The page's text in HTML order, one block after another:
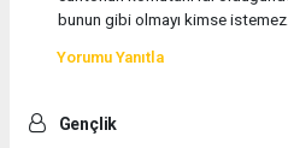
bunun gibi olmayı kimse istemez.
Yorumu Yanıtla
Gençlik